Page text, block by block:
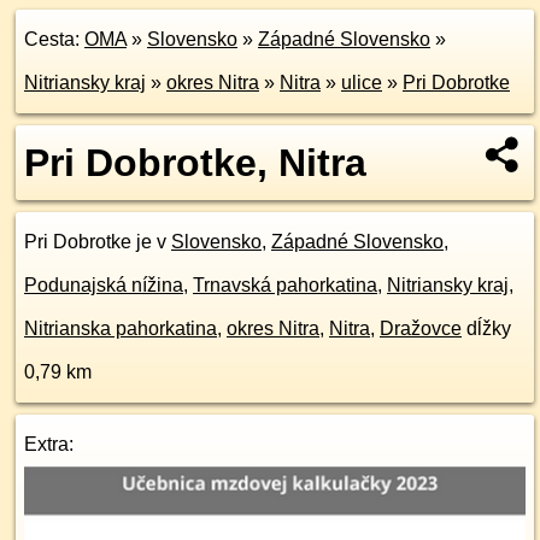
Cesta: OMA» Slovensko » Západné Slovensko »
Nitriansky kraj » okres Nitra » Nitra » ulice » Pri Dobrotke
Pri Dobrotke, Nitra
Pri Dobrotke je v Slovensko, Západné Slovensko,
Podunajská nížina, Trnavská pahorkatina, Nitriansky kraj,
Nitrianska pahorkatina, okres Nitra, Nitra, Dražovce dĺžky
0,79 km
Extra: